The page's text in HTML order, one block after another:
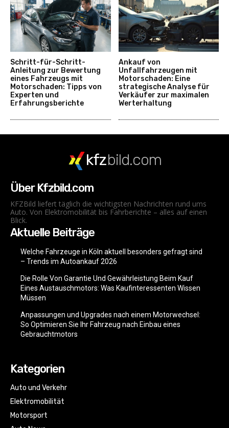
Schritt-für-Schritt-
Anleitung zur Bewertung
eines Fahrzeugs mit
Motorschaden: Tipps von
Experten und
Erfahrungsberichte
Ankauf von
Unfallfahrzeugen mit
Motorschaden: Eine
strategische Analyse für
Verkäufer zur maximalen
Werterhaltung
kfzbild.com
Über Kfzbild.com
KFZBild liefert täglich die wichtigsten Nachrichten rund ums
Auto. Von Elektromobilität bis Fahrberichte – alles auf einen
Blick.
Aktuelle Beiträge
Welche Fahrzeuge in Köln aktuell besonders gefragt sind
– Trends im Autoankauf 2026
Die Rolle Von Garantie Und Gewährleistung Beim Kauf
Eines Austauschmotors: Was Kaufinteressenten Wissen
Müssen
Anpassungen und Upgrades nach einem Motorwechsel:
So Optimieren Sie Ihr Fahrzeug nach Einbau eines
Gebrauchtmotors
Kategorien
Auto und Verkehr
Elektromobilität
Motorsport